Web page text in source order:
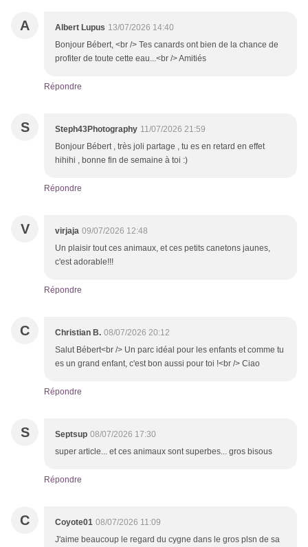
A Albert Lupus 13/07/2026 14:40
Bonjour Bébert, <br /> Tes canards ont bien de la chance de
profiter de toute cette eau...<br /> Amitiés
Répondre
S Steph43Photography 11/07/2026 21:59
Bonjour Bébert , très joli partage , tu es en retard en effet
hihihi , bonne fin de semaine à toi :)
Répondre
V virjaja 09/07/2026 12:48
Un plaisir tout ces animaux, et ces petits canetons jaunes,
c'est adorable!!!
Répondre
C Christian B. 08/07/2026 20:12
Salut Bébert<br /> Un parc idéal pour les enfants et comme tu
es un grand enfant, c'est bon aussi pour toi !<br /> Ciao
Répondre
S Septsup 08/07/2026 17:30
super article... et ces animaux sont superbes... gros bisous
Répondre
C Coyote01 08/07/2026 11:09
J'aime beaucoup le regard du cygne dans le gros plsn de sa